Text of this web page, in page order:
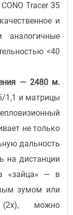
Tracer 35
и
аналогичные
<40
— 2480 м.
1,1 и матрицы
не только
дальность
на дистанции
«зайца» — в
зумом или
(2x), можно